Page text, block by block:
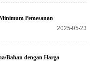
Pemesanan
2025-05-23
Bahan dengan Harga